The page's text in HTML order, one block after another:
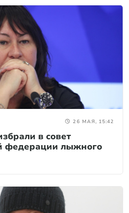
26 МАЯ, 15:42
в совет
федерации лыжного